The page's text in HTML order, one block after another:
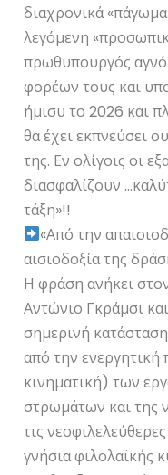
διαχρονικά
λεγόμενη
πρωθυπουργός
φορέων τους και
ήμισυ το 2026 και
θα έχει εκπνεύσει
της. Εν ολίγοις οι
διασφαλίζουν
τάξη»!!
«Από την
αισιοδοξία της
Η φράση ανήκει
Αντώνιο Γκράμσι
σημερινή
από την ενεργητική
κινηματική) των
στρωμάτων και της
τις
γνήσια φιλολαϊκής